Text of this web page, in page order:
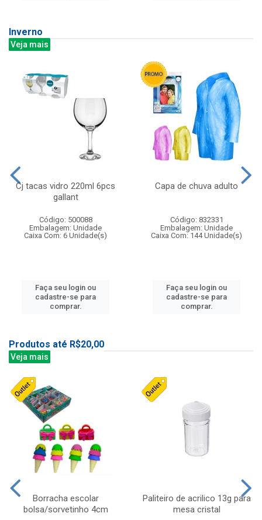
Inverno
Veja mais
Cj tacas vidro 220ml 6pcs
gallant
Código: 500088
Embalagem: Unidade
Caixa Com: 6 Unidade(s)
Faça seu login ou
cadastre-se para
comprar.
Capa de chuva adulto
Código: 832331
Embalagem: Unidade
Caixa Com: 144 Unidade(s)
Faça seu login ou
cadastre-se para
comprar.
Produtos até R$20,00
Veja mais
Borracha escolar
bolsa/sorvetinho 4cm
Paliteiro de acrilico 13g para
mesa cristal